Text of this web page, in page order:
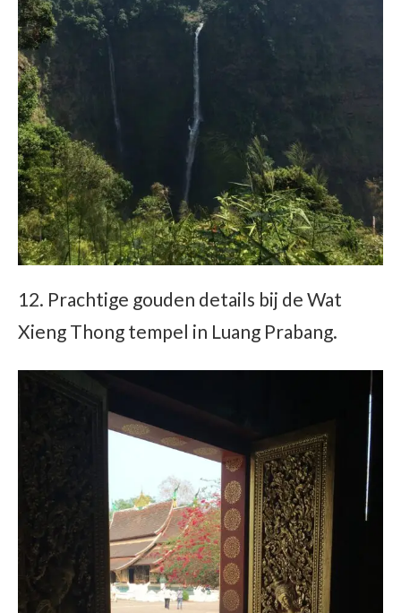
12. Prachtige gouden details bij de Wat
Xieng Thong tempel in Luang Prabang.